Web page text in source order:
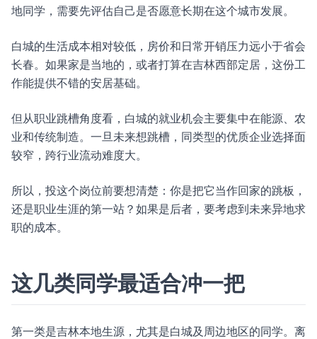
地同学，需要先评估自己是否愿意长期在这个城市发展。
白城的生活成本相对较低，房价和日常开销压力远小于省会
长春。如果家是当地的，或者打算在吉林西部定居，这份工
作能提供不错的安居基础。
但从职业跳槽角度看，白城的就业机会主要集中在能源、农
业和传统制造。一旦未来想跳槽，同类型的优质企业选择面
较窄，跨行业流动难度大。
所以，投这个岗位前要想清楚：你是把它当作回家的跳板，
还是职业生涯的第一站？如果是后者，要考虑到未来异地求
职的成本。
这几类同学最适合冲一把
第一类是吉林本地生源，尤其是白城及周边地区的同学。离